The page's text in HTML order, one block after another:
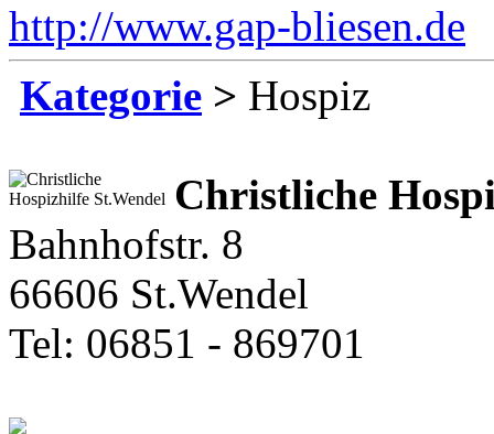
http://www.gap-bliesen.de
Kategorie > Hospiz
Christliche
Bahnhofstr. 8
66606 St.Wendel
Tel: 06851 - 869701